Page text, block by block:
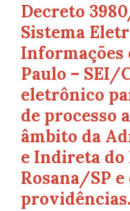
Decreto
Sistema
Informações
Paulo – SEI/
eletrônico
de processo
âmbito da
e Indireta
Rosana/SP
providências.